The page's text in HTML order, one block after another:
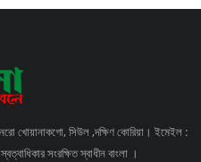
খোয়ানাকগো, সিউল ,দক্ষিণ কোরিয়া। ইমেইল :
সংরক্ষিত স্বাধীন বাংলা ।